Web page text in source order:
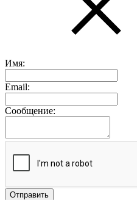
Имя:
Email:
Сообщение: